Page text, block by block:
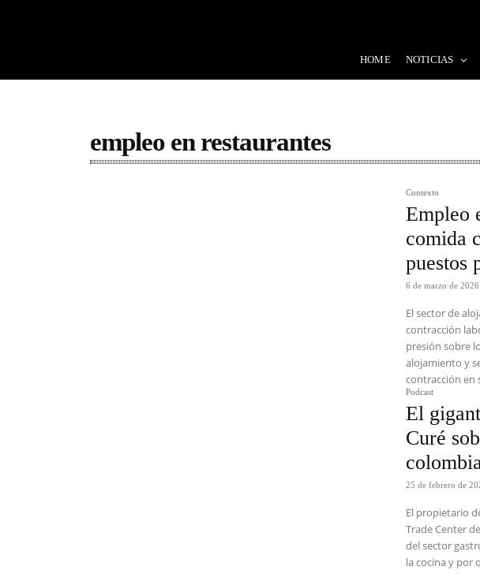
HOME NOTICIAS
empleo en restaurantes
Contexto
Empleo
comida
puestos
6 de marzo de 2026
El sector de
contracción
presión sobre
alojamiento y
contracción en
Podcast
El
Curé
25 de febrero de
El propietario
Trade Center
del sector
la cocina y por